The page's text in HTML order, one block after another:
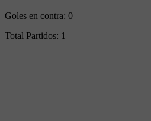
Goles en contra: 0
Total Partidos: 1